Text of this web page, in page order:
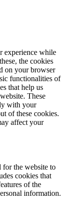
experience while
the cookies
on your browser
functionalities of
that help us
These
with your
of these cookies.
affect your
for the website to
cookies that
of the
information.